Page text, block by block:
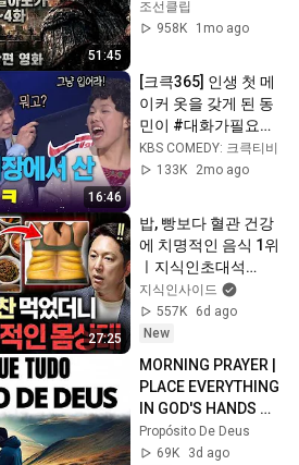
51:45
645 AD Siege of
Ansi Fortress -
조선클립
958K
1mo ago
16:46
[크큭365] 인생 첫 메
이커 옷을 갖게 된 동
민이 #대화가필요해
| KBS 방송
KBS COMEDY: 크큭티비
133K
2mo ago
27:25
밥, 빵보다 혈관 건강
에 치명적인 음식 1위
ㅣ지식인초대석
EP.155 (이승훈 교수
1부)
지식인사이드
557K
6d ago
New
MORNING PRAYER |
PLACE EVERYTHING
IN GOD'S HANDS
AND REST
Propósito De Deus
69K
3d ago